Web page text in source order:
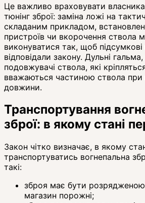
Це важливо враховувати
тюнінг зброї: заміна ложі на
складаним прикладом,
пристроїв чи вкорочення ствола
виконуватися так, щоб підсумкові
відповідали закону. Дульні
подовжувачі ствола, які
вважаються частиною ствола при
довжини.
Транспортування
зброї: в якому стані
Закон чітко визначає, в якому
транспортуватись вогнепальна
такі:
зброя має бути
магазин порожні;